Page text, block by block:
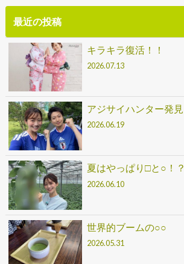
最近の投稿
キラキラ復活！！
2026.07.13
アジサイハンター発見
2026.06.19
夏はやっぱり□と○！？
2026.06.10
世界的ブームの○○
2026.05.31